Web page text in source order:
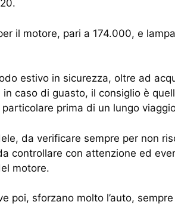
il motore, pari a 174.000, e
estivo in sicurezza, oltre ad
caso di guasto, il consiglio è
prima di un lungo
da verificare sempre per non
controllare con attenzione ed
motore.
poi, sforzano molto l’auto,